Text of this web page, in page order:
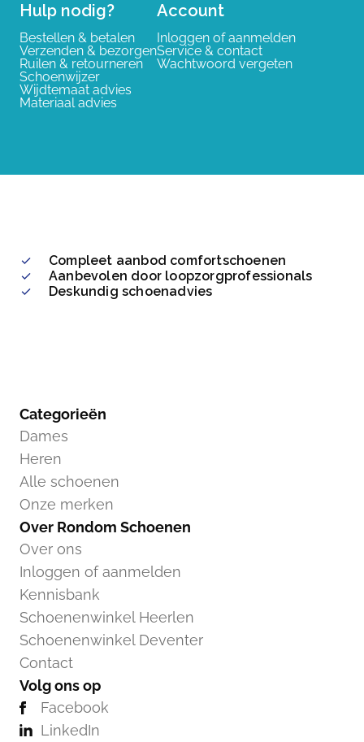
Hulp nodig?
Bestellen & betalen
Verzenden & bezorgen
Ruilen & retourneren
Schoenwijzer
Wijdtemaat advies
Materiaal advies
Account
Inloggen of aanmelden
Service & contact
Wachtwoord vergeten
Compleet aanbod comfortschoenen
Aanbevolen door loopzorgprofessionals
Deskundig schoenadvies
Categorieën
Dames
Heren
Alle schoenen
Onze merken
Over Rondom Schoenen
Over ons
Inloggen of aanmelden
Kennisbank
Schoenenwinkel Heerlen
Schoenenwinkel Deventer
Contact
Volg ons op
Facebook
LinkedIn